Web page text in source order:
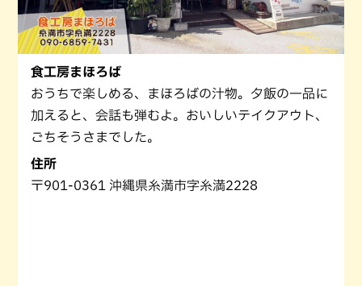
食工房まほろば
おうちで楽しめる、まほろばの汁物。夕飯の一品に
加えると、会話も弾むよ。おいしいテイクアウト、
ごちそうさまでした。
住所
〒901-0361 沖縄県糸満市字糸満2228